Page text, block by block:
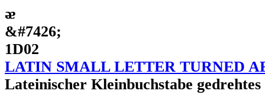
ᴂ
&#7426;
1D02
LATIN SMALL LETTER TURNED
Lateinischer Kleinbuchstabe gedrehtes